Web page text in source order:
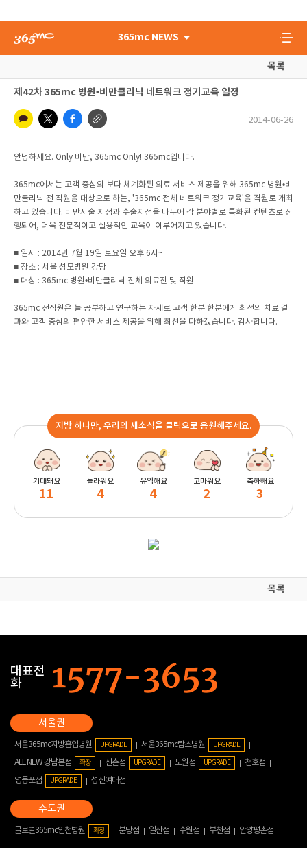
365mc NEWS
목록
제42차 365mc 병원•비만클리닉 네트워크 정기교육 일정
2014-06-26
안녕하세요. Only 비만, 365mc Only! 365mc입니다.
365mc에서는 고객 중심의 보다 체계화된 의료 서비스 제공을 위해 365mc 병원•비
만클리닉 전 직원을 대상으로 하는, '365mc 전체 네트워크 정기교육'을 격월로 개최
하고 있습니다. 비만시술 지점과 수술지점을 나누어 각 분야별로 특화된 컨텐츠로 진
행되어, 더욱 전문적이고 실용적인 교육이 이루어지고 있습니다.
■ 일시 : 2014년 7월 19일 토요일 오후 6시~
■ 장소 : 서울 성모병원 강당
■ 대상 : 365mc 병원•비만클리닉 전체 의료진 및 직원
365mc 전직원은 늘 공부하고 연구하는 자세로 고객 한분 한분에게 최선의 치료 결
과와 고객 중심의 편안한 서비스 제공을 위해 최선을 다하겠습니다. 감사합니다.
지방 하나만, 우리의 새소식을 클릭으로 응원해주세요.
기대돼요
11
놀라워요
4
유익해요
4
고마워요
2
축하해요
3
목록
대표전
화
서울365mc지방흡입병원 UPGRADE 서울365mc람스병원 UPGRADE
ALL NEW 강남본점 확장 신촌점 UPGRADE 노원점 UPGRADE
천호점
영등포점
UPGRADE 성신여대점
글로벌365mc인천병원 확장 분당점 일산점 수원점 부천점 안양평촌점